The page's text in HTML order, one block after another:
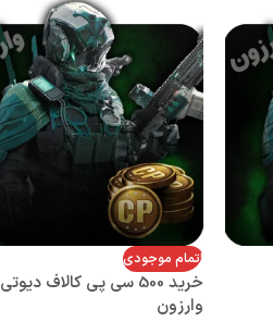
اتمام موجودی
خرید 500 سی پی کالاف دیوتی
وارزون